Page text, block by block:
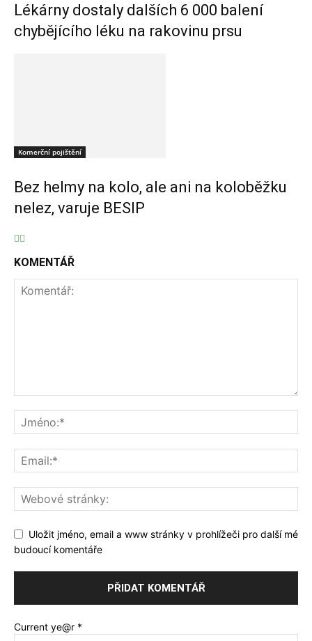
Lékárny dostaly dalších 6 000 balení
chybějícího léku na rakovinu prsu
Komerční pojištění
Bez helmy na kolo, ale ani na koloběžku
nelez, varuje BESIP
KOMENTÁŘ
Uložit jméno, email a www stránky v prohlížeči pro další mé
budoucí komentáře
Current ye@r *